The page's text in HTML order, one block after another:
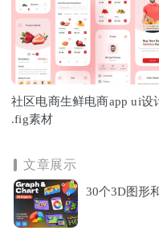
社区电商生鲜电商app ui设
.fig素材
文章展示
30个3D图形